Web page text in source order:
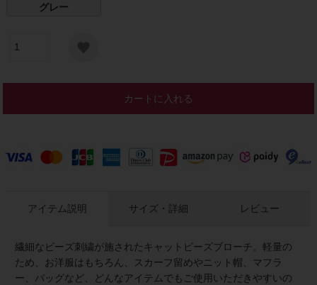
グレー
カートに入れる
アイテム説明
繊細なビーズ刺繍が施されたキャットビーズブローチ。軽量の
ため、お洋服はもちろん、スカーフ留めやニット帽、マフラ
ー、バッグなど、どんなアイテムでもご使用いただきやすいの
サイズ・詳細 レビュー